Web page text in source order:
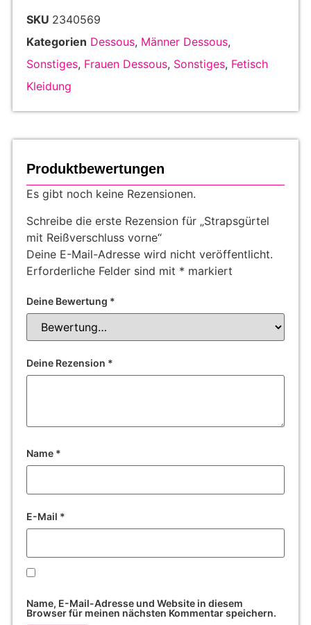
SKU 2340569
Kategorien Dessous, Männer Dessous,
Sonstiges, Frauen Dessous, Sonstiges, Fetisch
Kleidung
Produktbewertungen
Es gibt noch keine Rezensionen.
Schreibe die erste Rezension für „Strapsgürtel
mit Reißverschluss vorne“
Deine E-Mail-Adresse wird nicht veröffentlicht.
Erforderliche Felder sind mit * markiert
Deine Bewertung *
Deine Rezension *
Name *
E-Mail *
Name, E-Mail-Adresse und Website in diesem
Browser für meinen nächsten Kommentar speichern.